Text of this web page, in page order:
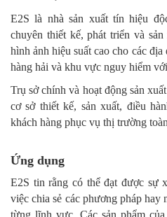
E2S là nhà sản xuất tín hiệu
chuyên thiết kế, phát triển và
hình ảnh hiệu suất cao cho các
hàng hải và khu vực nguy hiểm
Trụ sở chính và hoạt động sản
cơ sở thiết kế, sản xuất, điều
khách hàng phục vụ thị trường
Ứng dụng
E2S tin rằng có thể đạt được sự
việc chia sẻ các phương pháp hay